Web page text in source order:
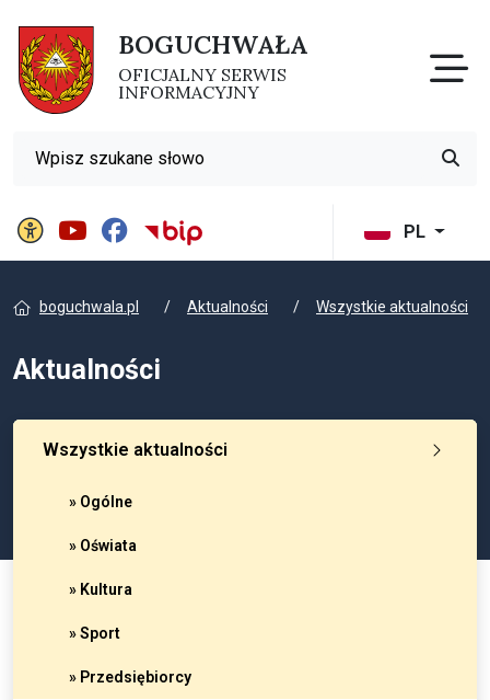
BOGUCHWAŁA
OFICJALNY SERWIS
INFORMACYJNY
PL
Panel ustawień witrynyBIP Gminy Boguchwała
Wyszukiwarka
boguchwala.pl Aktualności Wszystkie aktualności
Aktualności
Wszystkie aktualności
» Ogólne
» Oświata
» Kultura
» Sport
» Przedsiębiorcy